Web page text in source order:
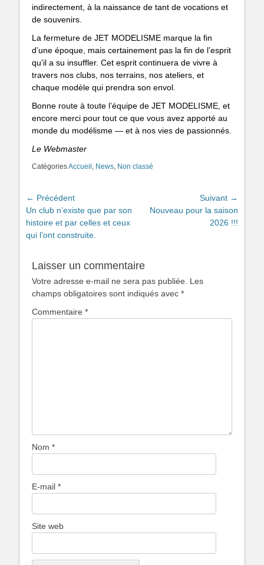
indirectement, à la naissance de tant de vocations et
de souvenirs.
La fermeture de JET MODELISME marque la fin
d’une époque, mais certainement pas la fin de l’esprit
qu’il a su insuffler. Cet esprit continuera de vivre à
travers nos clubs, nos terrains, nos ateliers, et
chaque modèle qui prendra son envol.
Bonne route à toute l’équipe de JET MODELISME, et
encore merci pour tout ce que vous avez apporté au
monde du modélisme — et à nos vies de passionnés.
Le Webmaster
CatégoriesAccueil , News, Non classé
Navigation
de
l’article
← Précédent
Article
précédent :
Un club n’existe que par son
histoire et par celles et ceux
qui l’ont construite.
Suivant →
ArticleNouveau pour la saison
2026 !!!
Laisser un commentaire
Votre adresse e-mail ne sera pas publiée.
Les
champs obligatoires sont indiqués avec *
Commentaire *
Nom *
E-mail *
Site web